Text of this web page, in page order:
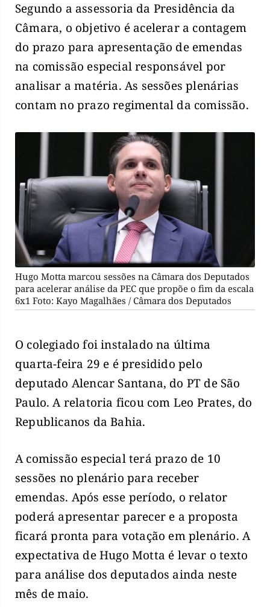
Segundo a assessoria da Presidência da
Câmara, o objetivo é acelerar a contagem
do prazo para apresentação de emendas
na comissão especial responsável por
analisar a matéria. As sessões plenárias
contam no prazo regimental da comissão.
Hugo Motta marcou sessões na Câmara dos Deputados
para acelerar análise da PEC que propõe o fim da escala
6x1 Foto: Kayo Magalhães / Câmara dos Deputados
O colegiado foi instalado na última
quarta-feira 29 e é presidido pelo
deputado Alencar Santana, do PT de São
Paulo. A relatoria ficou com Leo Prates, do
Republicanos da Bahia.
A comissão especial terá prazo de 10
sessões no plenário para receber
emendas. Após esse período, o relator
poderá apresentar parecer e a proposta
ficará pronta para votação em plenário. A
expectativa de Hugo Motta é levar o texto
para análise dos deputados ainda neste
mês de maio.